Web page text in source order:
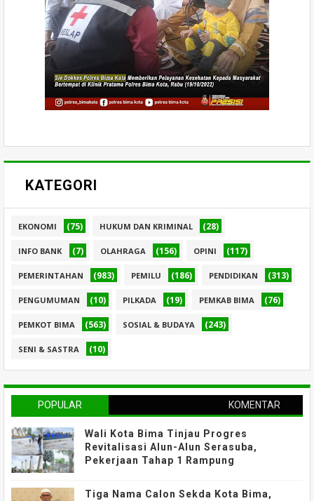
KATEGORI
EKONOMI (75) HUKUM DAN KRIMINAL (28)
INFO BANK (7) OLAHRAGA (156) OPINI (117)
PEMERINTAHAN (983) PEMILU (186) PENDIDIKAN (313)
PENGUMUMAN (10) PILKADA (19) PEMKAB BIMA (76)
PEMKOT BIMA (563) SOSIAL & BUDAYA (243)
SENI & SASTRA (10)
POPULAR KOMENTAR
Wali Kota Bima Tinjau Progres
Revitalisasi Alun-Alun Serasuba,
Pekerjaan Tahap 1 Rampung
Tiga Nama Calon Sekda Kota Bima,